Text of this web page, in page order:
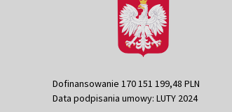
Dofinansowanie 170 151 199,48 PLN
Data podpisania umowy: LUTY 2024